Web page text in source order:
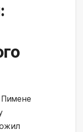
Пимене